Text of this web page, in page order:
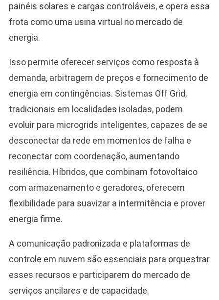
painéis solares e cargas controláveis, e opera essa
frota como uma usina virtual no mercado de
energia.
Isso permite oferecer serviços como resposta à
demanda, arbitragem de preços e fornecimento de
energia em contingências. Sistemas Off Grid,
tradicionais em localidades isoladas, podem
evoluir para microgrids inteligentes, capazes de se
desconectar da rede em momentos de falha e
reconectar com coordenação, aumentando
resiliência. Híbridos, que combinam fotovoltaico
com armazenamento e geradores, oferecem
flexibilidade para suavizar a intermitência e prover
energia firme.
A comunicação padronizada e plataformas de
controle em nuvem são essenciais para orquestrar
esses recursos e participarem do mercado de
serviços ancilares e de capacidade.